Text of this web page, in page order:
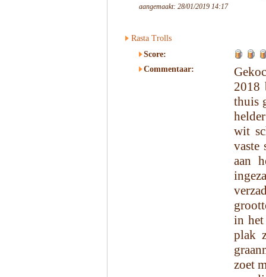
aangemaakt: 28/01/2019 14:17
Rasta Trolls
Score:
Commentaar:
2018
thuis
wit
vaste
aan
in het
plak
zoet